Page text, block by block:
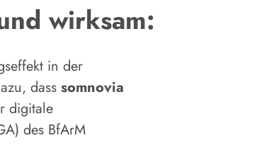
wirksam:
in der
dass somnovia
digitale
des BfArM